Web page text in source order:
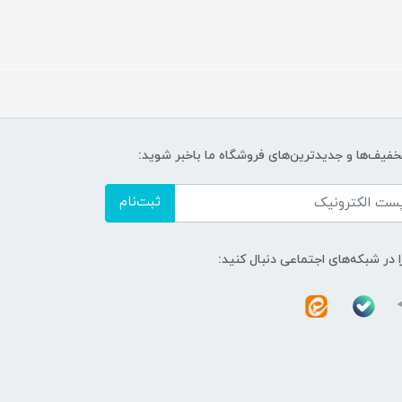
و جدیدترین‌های فروشگاه ما باخبر شوید:
ثبت‌نام
در شبکه‌های اجتماعی دنبال کنید: